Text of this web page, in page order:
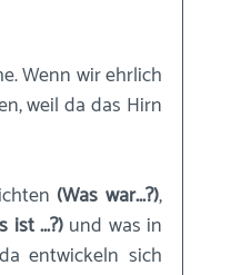
Wenn wir ehrlich
weil da das Hirn
(Was war...?),
ist ...?) und was in
entwickeln sich